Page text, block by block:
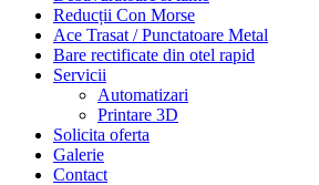
Reducții Con Morse
Ace Trasat / Punctatoare Metal
Bare rectificate din otel rapid
Servicii
Automatizari
Printare 3D
Solicita oferta
Galerie
Contact